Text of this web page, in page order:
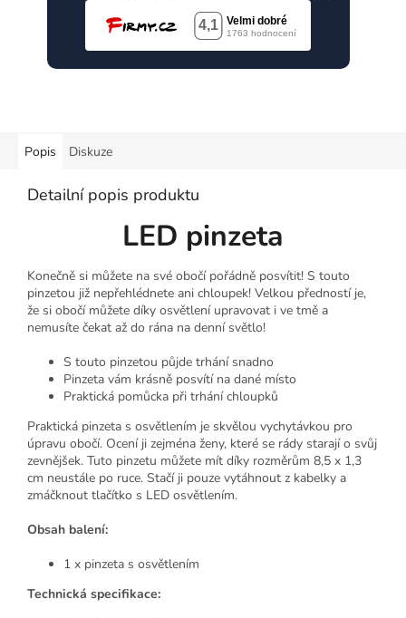
Popis Diskuze
Detailní popis produktu
LED pinzeta
Konečně si můžete na své obočí pořádně posvítit! S touto
pinzetou již nepřehlédnete ani chloupek! Velkou předností je,
že si obočí můžete díky osvětlení upravovat i ve tmě a
nemusíte čekat až do rána na denní světlo!
S touto pinzetou půjde trhání snadno
Pinzeta vám krásně posvítí na dané místo
Praktická pomůcka při trhání chloupků
Praktická pinzeta s osvětlením je skvělou vychytávkou pro
úpravu obočí. Ocení ji zejména ženy, které se rády starají o svůj
zevnějšek. Tuto pinzetu můžete mít díky rozměrům 8,5 x 1,3
cm neustále po ruce. Stačí ji pouze vytáhnout z kabelky a
zmáčknout tlačítko s LED osvětlením.
Obsah balení:
1 x pinzeta s osvětlením
Technická specifikace: